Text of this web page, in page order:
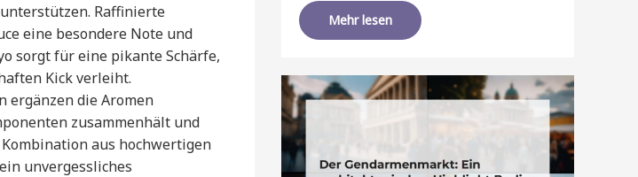
Raffinierte
eine besondere Note und
sorgt für eine pikante Schärfe,
Kick verleiht.
ergänzen die Aromen
zusammenhält und
aus hochwertigen
unvergessliches
Mehr lesen